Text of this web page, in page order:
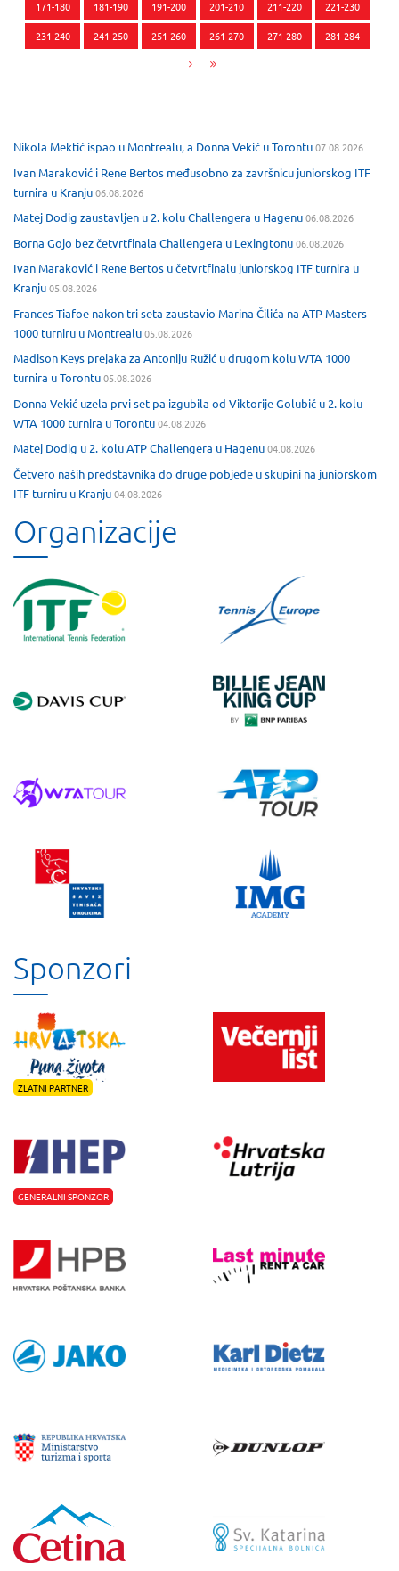
171-180 181-190 191-200 201-210 211-220 221-230
231-240 241-250 251-260 261-270 271-280 281-284
Nikola Mektić ispao u Montrealu, a Donna Vekić u Torontu07.08.2026
Ivan Maraković i Rene Bertos međusobno za završnicu juniorskog ITF
turnira u Kranju06.08.2026
Matej Dodig zaustavljen u 2. kolu Challengera u Hagenu06.08.2026
Borna Gojo bez četvrtfinala Challengera u Lexingtonu06.08.2026
Ivan Maraković i Rene Bertos u četvrtfinalu juniorskog ITF turnira u
Kranju05.08.2026
Frances Tiafoe nakon tri seta zaustavio Marina Čilića na ATP Masters
1000 turniru u Montrealu05.08.2026
Madison Keys prejaka za Antoniju Ružić u drugom kolu WTA 1000
turnira u Torontu05.08.2026
Donna Vekić uzela prvi set pa izgubila od Viktorije Golubić u 2. kolu
WTA 1000 turnira u Torontu04.08.2026
Matej Dodig u 2. kolu ATP Challengera u Hagenu04.08.2026
Četvero naših predstavnika do druge pobjede u skupini na juniorskom
ITF turniru u Kranju04.08.2026
Organizacije
Sponzori
ZLATNI PARTNER
GENERALNI SPONZOR